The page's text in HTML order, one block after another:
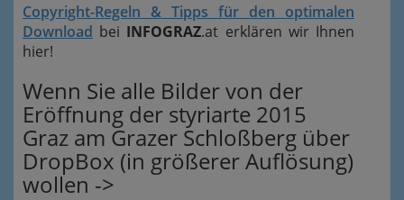
Copyright-Regeln & Tipps für den optimalen
Download bei INFOGRAZ.at erklären wir Ihnen
hier!
Wenn Sie alle Bilder von der
Eröffnung der styriarte 2015
Graz am Grazer Schloßberg über
DropBox (in größerer Auflösung)
wollen ->